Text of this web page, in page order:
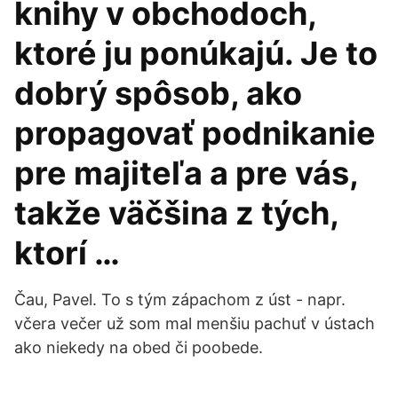
knihy v obchodoch,
ktoré ju ponúkajú. Je to
dobrý spôsob, ako
propagovať podnikanie
pre majiteľa a pre vás,
takže väčšina z tých,
ktorí …
Čau, Pavel. To s tým zápachom z úst - napr.
včera večer už som mal menšiu pachuť v ústach
ako niekedy na obed či poobede.